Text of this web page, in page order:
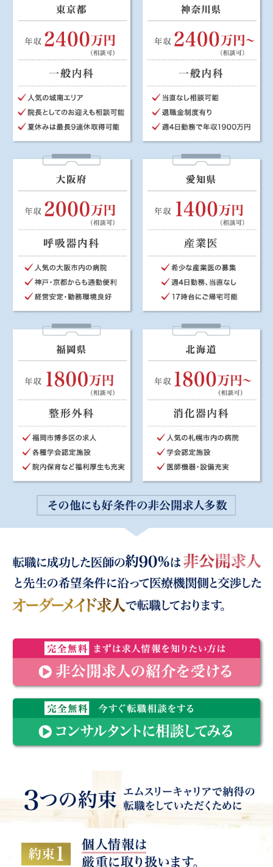
例えば、こんな非公開求人例があります。
ア 院長としてのお迎えも相談可能 夏休みは最長9連休取得
可能
相談可能 退職金制度有り 週4日勤務で年収1900万円
市内の病院 神戸・京都からも通勤便利 経営安定・勤務環境
愛知県 年収1400万円（相談可） 産業医 希少な産業医の
募集 週4日勤務、当直なし 17時台にご帰宅可能
福岡県 年収1800万円（相談可） 整形外科 福岡市博多区
の求人 各種学会認定施設 院内保育など福利厚生も充実
北海道 年収1800万円〜（相談可） 消化器内科 人気の札
幌市内の病院 学会認定施設 医師機器・設備充実
転職に成功した医師の約90％は非公開求人と先生の希望条件
に沿って医療機関側と交渉したオーダーメイド求人で転職して
おります。
完全無料 まずは求人情報を知りたい方は非公開求人の紹介を
受ける